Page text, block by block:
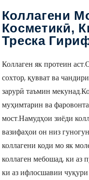
Коллагени
Косметикӣ,
Треска
Коллаген як протеин
сохтор, қувват ва
зарурӣ таъмин
муҳимтарин ва
мост.Намудҳои зиёди
вазифаҳои он низ
коллагени коди мо як
коллаген мебошад, ки аз
ки аз ифлосшавии чуқури